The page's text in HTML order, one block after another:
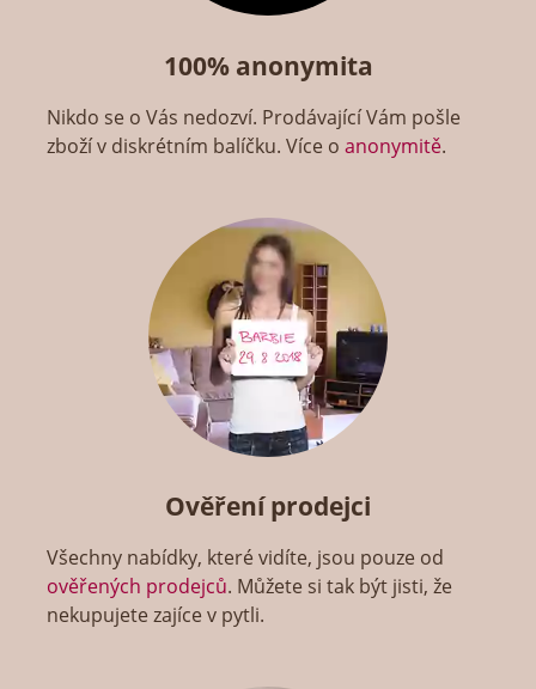
100% anonymita
Nikdo se o Vás nedozví. Prodávající Vám pošle
zboží v diskrétním balíčku. Více oanonymitě.
Ověření prodejci
Všechny nabídky, které vidíte, jsou pouze od
ověřených prodejců. Můžete si tak být jisti, že
nekupujete zajíce v pytli.